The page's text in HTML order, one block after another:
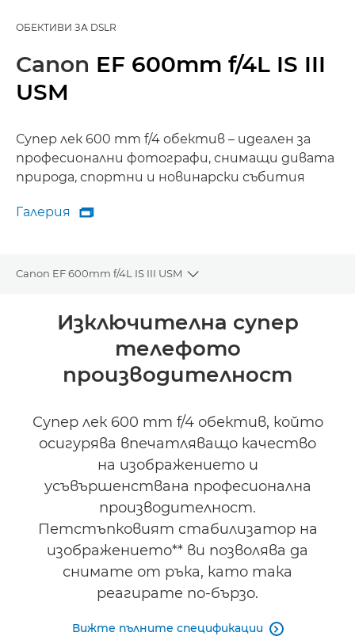
ОБЕКТИВИ ЗА DSLR
Canon EF 600mm f/4L IS III
USM
Супер лек 600 mm f/4 обектив – идеален за
професионални фотографи, снимащи дивата
природа, спортни и новинарски събития
Галерия
Галерия

Canon EF 600mm f/4L IS III USM
Toggle breadcrumbs
ПрегледИзключителна супер
телефото
производителност
Супер лек 600 mm f/4 обектив, който
осигурява впечатляващо качество
на изображението и
усъвършенствана професионална
производителност.
Петстъпковият стабилизатор на
изображението** ви позволява да
снимате от ръка, като така
реагирате по-бързо.
Вижте пълните спецификации 